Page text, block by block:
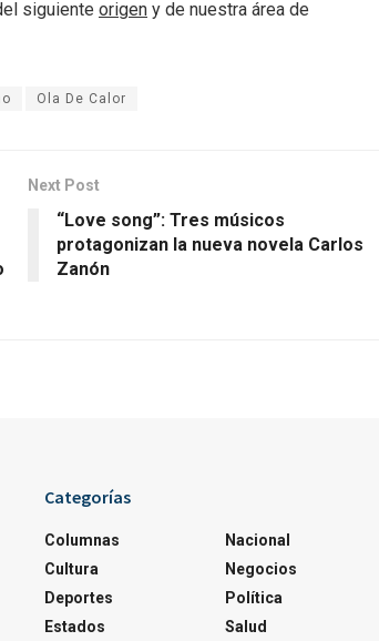
siguiente origen y de nuestra área de
Ola De Calor
Next Post
“Love song”: Tres músicos
protagonizan la nueva novela Carlos
Zanón
Categorías
Columnas
Cultura
Deportes
Estados
Nacional
Negocios
Política
Salud